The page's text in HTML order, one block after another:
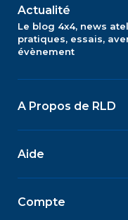
Actualité
Le blog 4x4, news
pratiques, essais,
évènement
A Propos de RLD
Aide
Compte